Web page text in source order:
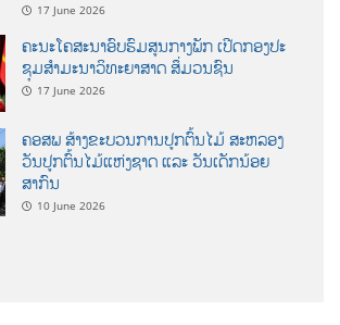
17 June 2026
ຄະນະໂຄສະນາອົບຮົມສູນກາງພັກ ເປີດກອງປະ
ຊຸມສຳມະນາວິທະຍາສາດ ສຶ່ມວນຊົນ
17 June 2026
ຄອສພ ສ້າງຂະບວນການປູກຕົ້ນໄມ້ ສະຫລອງ
ວັນປູກຕົ້ນໄມ້ແຫ່ງຊາດ ແລະ ວັນເດັກນ້ອຍ
ສາກົນ
10 June 2026